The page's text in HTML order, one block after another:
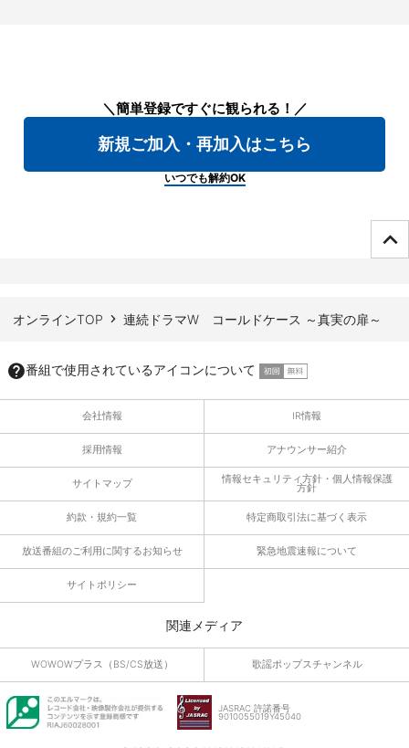
＼簡単登録ですぐに観られる！／
新規ご加入・再加入はこちら
いつでも解約OK
オンラインTOP 連続ドラマW コールドケース ～真実の扉～
番組で使用されているアイコンについて
会社情報 IR情報
採用情報 アナウンサー紹介
サイトマップ 情報セキュリティ方針・個人情報保護
方針
約款・規約一覧 特定商取引法に基づく表示
放送番組のご利用に関するお知らせ 緊急地震速報について
サイトポリシー
関連メディア
WOWOWプラス（BS/CS放送） 歌謡ポップスチャンネル
JASRAC 許諾番号
9010055019Y45040